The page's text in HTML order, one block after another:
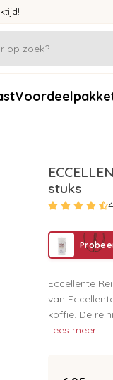
stuks
Eccellente
van
koffie. De
Lees meer